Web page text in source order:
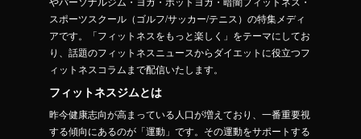
やパーソナルジム・ヨガ・ホットヨガ・暗闇フィットネス・
スポーツスクール（ゴルフ/サッカー/テニス）の特集メディ
アです。「フィットネスをもっと楽しく」をテーマにしてお
り、話題のフィットネスニュースからダイエットに役立つフ
ィットネスコラムまで配信いたします。
フィットネスジムとは
昨今健康志向が高まっている人口が増えており、一番重要視
する傾向にあるのが「運動」です。その運動をサポートする